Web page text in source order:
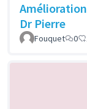
Dr Pierre
Fouquet 0